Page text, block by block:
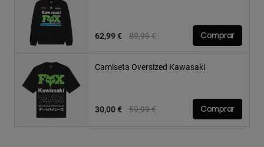
Price reduced from
89,99 €to
62,99 € Comprar
Camiseta Oversized Kawasaki
Price reduced from
59,99 €to
30,00 € Comprar